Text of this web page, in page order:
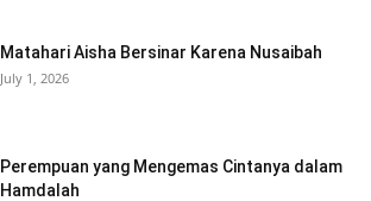
Matahari Aisha Bersinar Karena Nusaibah
July 1, 2026
Perempuan yang Mengemas Cintanya dalam
Hamdalah